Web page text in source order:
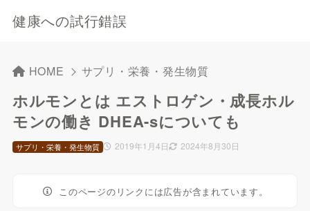
健康への試行錯誤
HOME サプリ・栄養・発生物質
ホルモンとは エストロゲン・成長ホル
モンの働き DHEA-sについても
2019年1月4日 2024年8月30日
サプリ・栄養・発生物質
このページのリンクには広告が含まれています。